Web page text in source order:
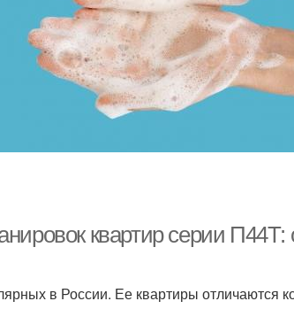
квартир серии П44Т:
в России. Ее квартиры отличаются